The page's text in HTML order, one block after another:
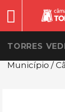
TORRES
Município /